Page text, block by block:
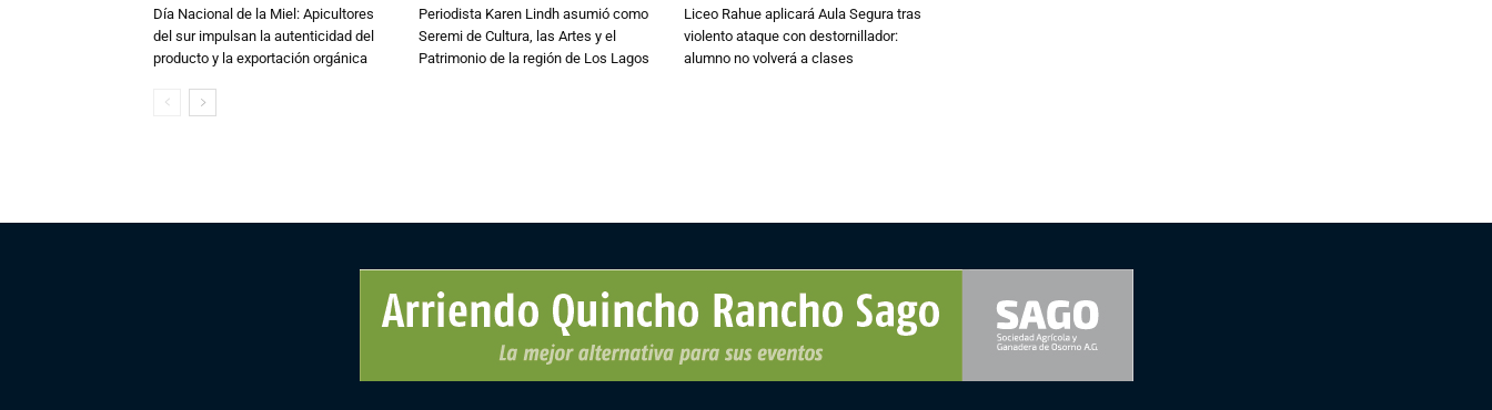
Día Nacional de la Miel: Apicultores
del sur impulsan la autenticidad del
producto y la exportación orgánica
Periodista Karen Lindh asumió como
Seremi de Cultura, las Artes y el
Patrimonio de la región de Los Lagos
Liceo Rahue aplicará Aula Segura tras
violento ataque con destornillador:
alumno no volverá a clases